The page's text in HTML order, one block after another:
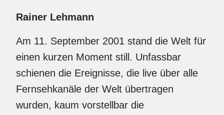
Rainer Lehmann
Am 11. September 2001 stand die Welt für
einen kurzen Moment still. Unfassbar
schienen die Ereignisse, die live über alle
Fernsehkanäle der Welt übertragen
wurden, kaum vorstellbar die